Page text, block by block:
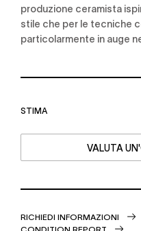
produzione ceramista
stile che per le tecniche
particolarmente in auge
STIMA
VALUTA
RICHIEDI INFORMAZIONI